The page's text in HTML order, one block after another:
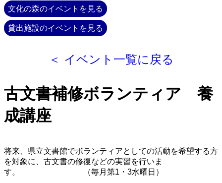
文化の森のイベントを見る
貸出施設のイベントを見る
＜ イベント一覧に戻る
古文書補修ボランティア 養
成講座
将来、県立文書館でボランティアとしての活動を希望する方
を対象に、古文書の修復などの実習を行いま
す。 （毎月第1・3水曜日）